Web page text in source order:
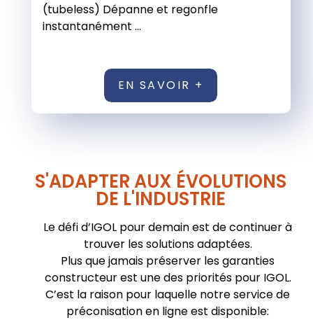
(tubeless) Dépanne et regonfle
instantanément ...
EN SAVOIR +
S'ADAPTER AUX ÉVOLUTIONS
DE L'INDUSTRIE
Le défi d’IGOL pour demain est de continuer à
trouver les solutions adaptées.
Plus que jamais préserver les garanties
constructeur est une des priorités pour IGOL.
C’est la raison pour laquelle notre service de
préconisation en ligne est disponible: